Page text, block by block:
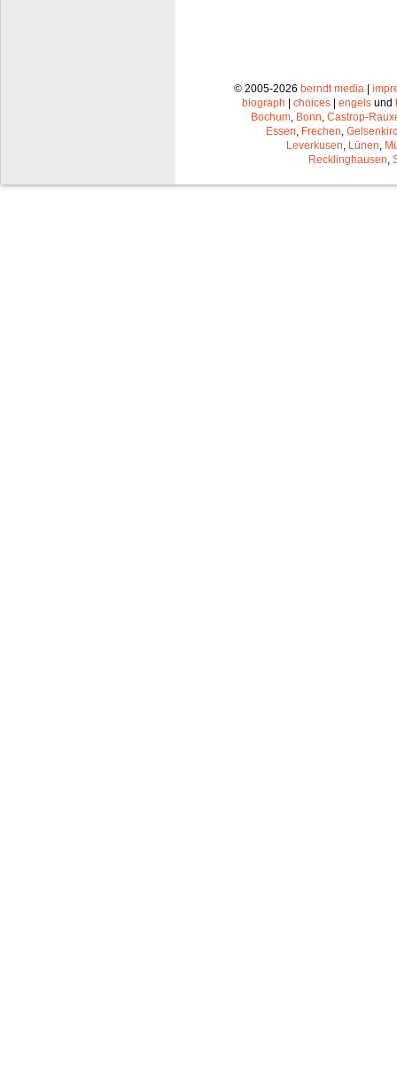
© 2005-2026 berndt media |
biograph | choices | engels und
Bochum Bonn Castrop-
Essen Frechen
Leverkusen Lünen
Recklinghausen